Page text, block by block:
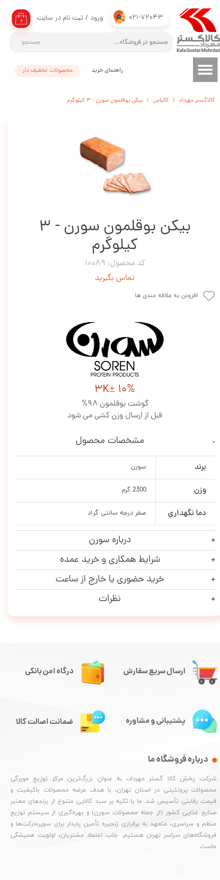
021-72043
جستجو
۰ ورود / ثبت نام در سایت
حساب کاربری من
تغییر گذر واژه
سفارشات
محصولات تحفیف دار راهنمای خرید
کالاگستر مهرداد کالباس بیکن بوقلمون سورن - 3 کیلوگرم
بیکن بوقلمون سورن - 3
کیلوگرم
کد محصول: 10089
تماس بگیرید
افزودن به علاقه مندی ها
3K± 10%
گوشت بوقلمون 98%
قبل از ارسال وزن کشی می شود
مشخصات محصول
برند سورن
وزن 2300 گرم
دما نگهداری صفر درجه سانتی گراد
درباره سورن
شرایط همکاری و خرید عمده
خرید حضوری یا خارج از ساعت
نظرات
ارسال سریع سفارش
درباره فروشگاه ما
شرکت پخش کالا گستر مهرداد، به عنوان بزرگ‌ترین مرکز توزیع مویرگی
محصولات پروتئینی در استان تهران، با هدف عرضه محصولات باکیفیت و
قیمت رقابتی تأسیس شد. ما با تکیه بر سبد کالایی متنوع از برندهای معتبر
صنایع غذایی کشور (از جمله محصولات سورن) و بهره‌گیری از سیستم توزیع
منظم و سراسری، متعهد به برقراری زنجیره تأمین پایدار برای سوپرمارکت‌ها و
فروشگاه‌های سراسر تهران هستیم. جلب اعتماد مشتریان، اولویت همیشگی
ماست.
درگاه امن بانکی
پشتیبانی و مشاوره ضمانت اصالت کالا